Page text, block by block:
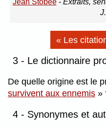
Jean Stobée- Extraits,
« Les
3 - Le dictionnaire
De quelle origine est le
survivent aux ennemis
4 - Synonymes et